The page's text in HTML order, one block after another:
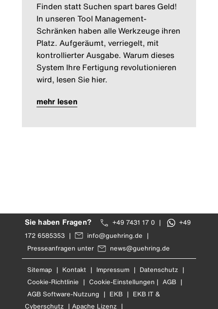
Finden statt Suchen spart bares Geld!
In unseren Tool Management-
Schränken haben alle Werkzeuge ihren
Platz. Aufgeräumt, verriegelt, mit
kontrollierter Ausgabe. Warum dieses
System Ihre Fertigung revolutionieren
wird, lesen Sie hier.
mehr lesen
Sie haben Fragen? +49 7431 17 0 |
+49
172 6585353 | info@guehring.de |
Presseanfragen unter
news@guehring.de
Sitemap | Kontakt | Impressum | Datenschutz |
Cookie-Richtlinie | Cookie-Einstellungen | AGB |
AGB Software-Nutzung | EKB | EKB IT &
Cyberschutz | Apache Lizenz |